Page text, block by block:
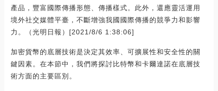
產品，豐富國際傳播形態、傳播樣式。此外，還應靈活運用
境外社交媒體平臺，不斷增強我國國際傳播的競爭力和影響
力。（光明日報）[2021/8/6 1:38:06]
加密貨幣的底層技術是決定其效率、可擴展性和安全性的關
鍵因素。在本節中，我們將探討比特幣和卡爾達諾在底層技
術方面的主要區別。